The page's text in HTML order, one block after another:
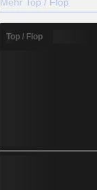
Top / Flop